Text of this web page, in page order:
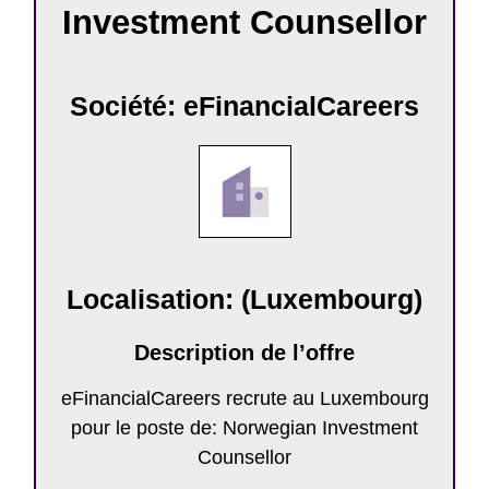
Investment Counsellor
Société: eFinancialCareers
Localisation: (Luxembourg)
Description de l’offre
eFinancialCareers recrute au Luxembourg
pour le poste de: Norwegian Investment
Counsellor